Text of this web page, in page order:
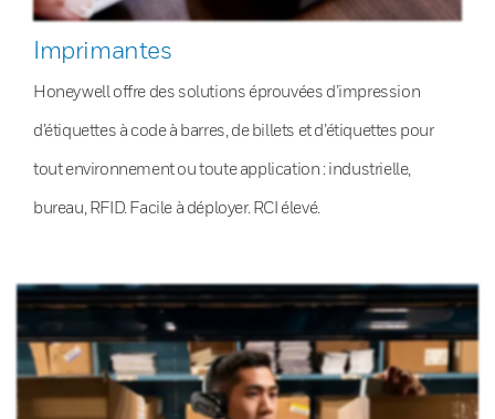
Imprimantes
Honeywell offre des solutions éprouvées d’impression
d’étiquettes à code à barres, de billets et d’étiquettes pour
tout environnement ou toute application : industrielle,
bureau, RFID. Facile à déployer. RCI élevé.